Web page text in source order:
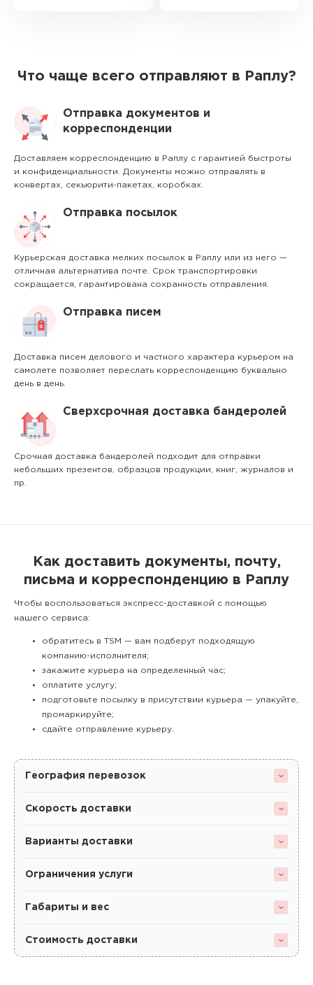
Что чаще всего отправляют в Раплу?
Отправка документов и
корреспонденции
Доставляем корреспонденцию в Раплу с гарантией быстроты
и конфиденциальности. Документы можно отправлять в
конвертах, секьюрити-пакетах, коробках.
Отправка посылок
Курьерская доставка мелких посылок в Раплу или из него —
отличная альтернатива почте. Срок транспортировки
сокращается, гарантирована сохранность отправления.
Отправка писем
Доставка писем делового и частного характера курьером на
самолете позволяет переслать корреспонденцию буквально
день в день.
Сверхсрочная доставка бандеролей
Срочная доставка бандеролей подходит для отправки
небольших презентов, образцов продукции, книг, журналов и
пр.
Как доставить документы, почту,
письма и корреспонденцию в Раплу
Чтобы воспользоваться экспресс-доставкой с помощью
нашего сервиса:
обратитесь в TSM — вам подберут подходящую
компанию-исполнителя;
закажите курьера на определенный час;
оплатите услугу;
подготовьте посылку в присутствии курьера — упакуйте,
промаркируйте;
сдайте отправление курьеру.
География перевозок
Скорость доставки
Варианты доставки
Ограничения услуги
Габариты и вес
Стоимость доставки